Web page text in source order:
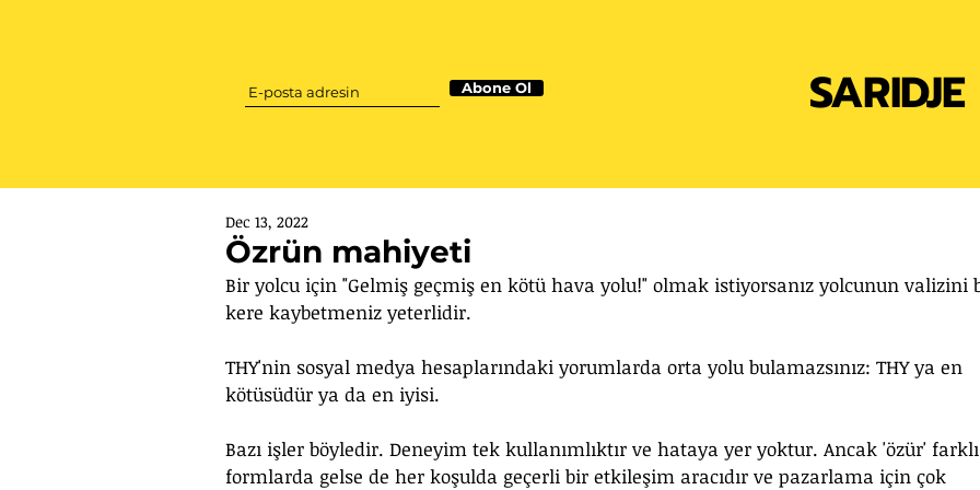
Abone Ol SARIDJE
Özrün mahiyeti
Dec 13, 2022
Bir yolcu için "Gelmiş geçmiş en kötü hava yolu!" olmak istiyorsanız yolcunun valizini
kere kaybetmeniz yeterlidir.
THY'nin sosyal medya hesaplarındaki yorumlarda orta yolu bulamazsınız: THY ya en
kötüsüdür ya da en iyisi.
Bazı işler böyledir. Deneyim tek kullanımlıktır ve hataya yer yoktur. Ancak 'özür'
formlarda gelse de her koşulda geçerli bir etkileşim aracıdır ve pazarlama için çok